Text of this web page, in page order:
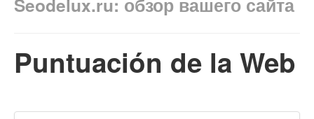
Puntuación de la Web